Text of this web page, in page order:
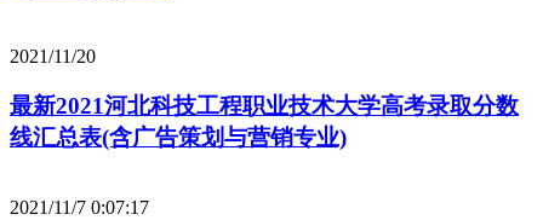
2021/11/20
最新2021河北科技工程职业技术大学高考录取分数
线汇总表(含广告策划与营销专业)
2021/11/7 0:07:17